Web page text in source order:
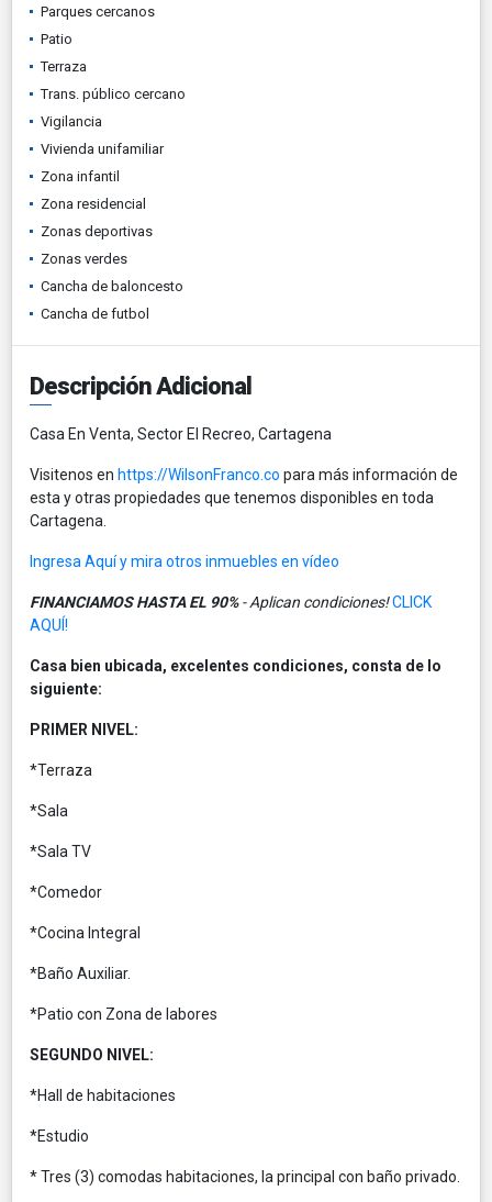
Parques cercanos
Patio
Terraza
Trans. público cercano
Vigilancia
Vivienda unifamiliar
Zona infantil
Zona residencial
Zonas deportivas
Zonas verdes
Cancha de baloncesto
Cancha de futbol
Descripción Adicional
Casa En Venta, Sector El Recreo, Cartagena
Visitenos en https://WilsonFranco.co para más información de
esta y otras propiedades que tenemos disponibles en toda
Cartagena.
Ingresa Aquí y mira otros inmuebles en vídeo
FINANCIAMOS HASTA EL 90%- Aplican condiciones!CLICK
AQUÍ!
Casa bien ubicada, excelentes condiciones, consta de lo
siguiente:
PRIMER NIVEL:
*Terraza
*Sala
*Sala TV
*Comedor
*Cocina Integral
*Baño Auxiliar.
*Patio con Zona de labores
SEGUNDO NIVEL:
*Hall de habitaciones
*Estudio
* Tres (3) comodas habitaciones, la principal con baño privado.